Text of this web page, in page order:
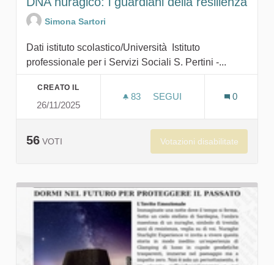
Simona Sartori
Dati istituto scolastico/Università Istituto
professionale per i Servizi Sociali S. Pertini -...
CREATO IL
26/11/2025
83 83 SOSTENITORI
SEGUI
0
56 VOTI Votazioni disabilitate